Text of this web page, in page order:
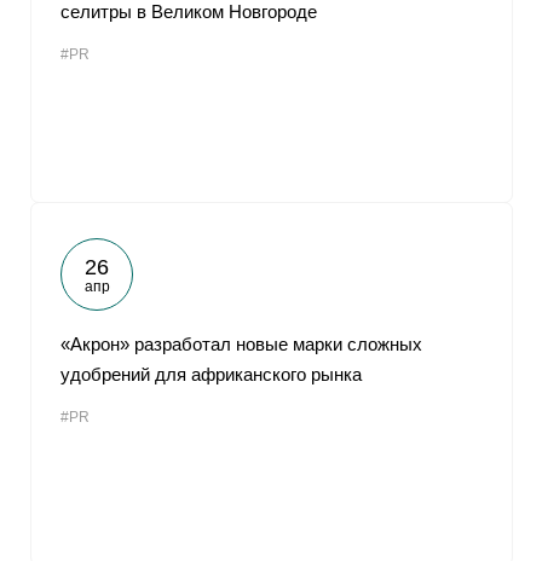
селитры в Великом Новгороде
#PR
26
апр
«Акрон» разработал новые марки сложных
удобрений для африканского рынка
#PR